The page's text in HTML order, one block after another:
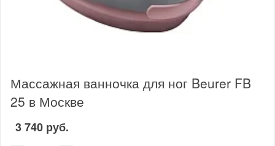
Массажная ванночка для ног Beurer FB
25 в Москве
3 740 руб.